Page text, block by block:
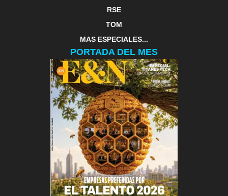
RSE
TOM
MAS ESPECIALES...
PORTADA DEL MES